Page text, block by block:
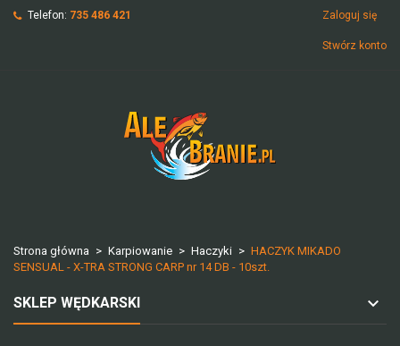
Telefon: 735 486 421 Zaloguj się
Stwórz konto
Strona główna Karpiowanie Haczyki
HACZYK MIKADO
SENSUAL - X-TRA STRONG CARP nr 14 DB - 10szt.
SKLEP WĘDKARSKI